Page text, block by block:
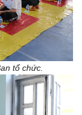
tổ chức.